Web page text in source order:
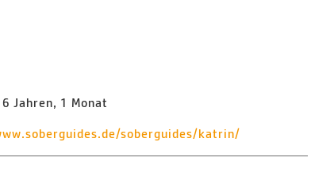
Jahren, 1 Monat
soberguides/katrin/